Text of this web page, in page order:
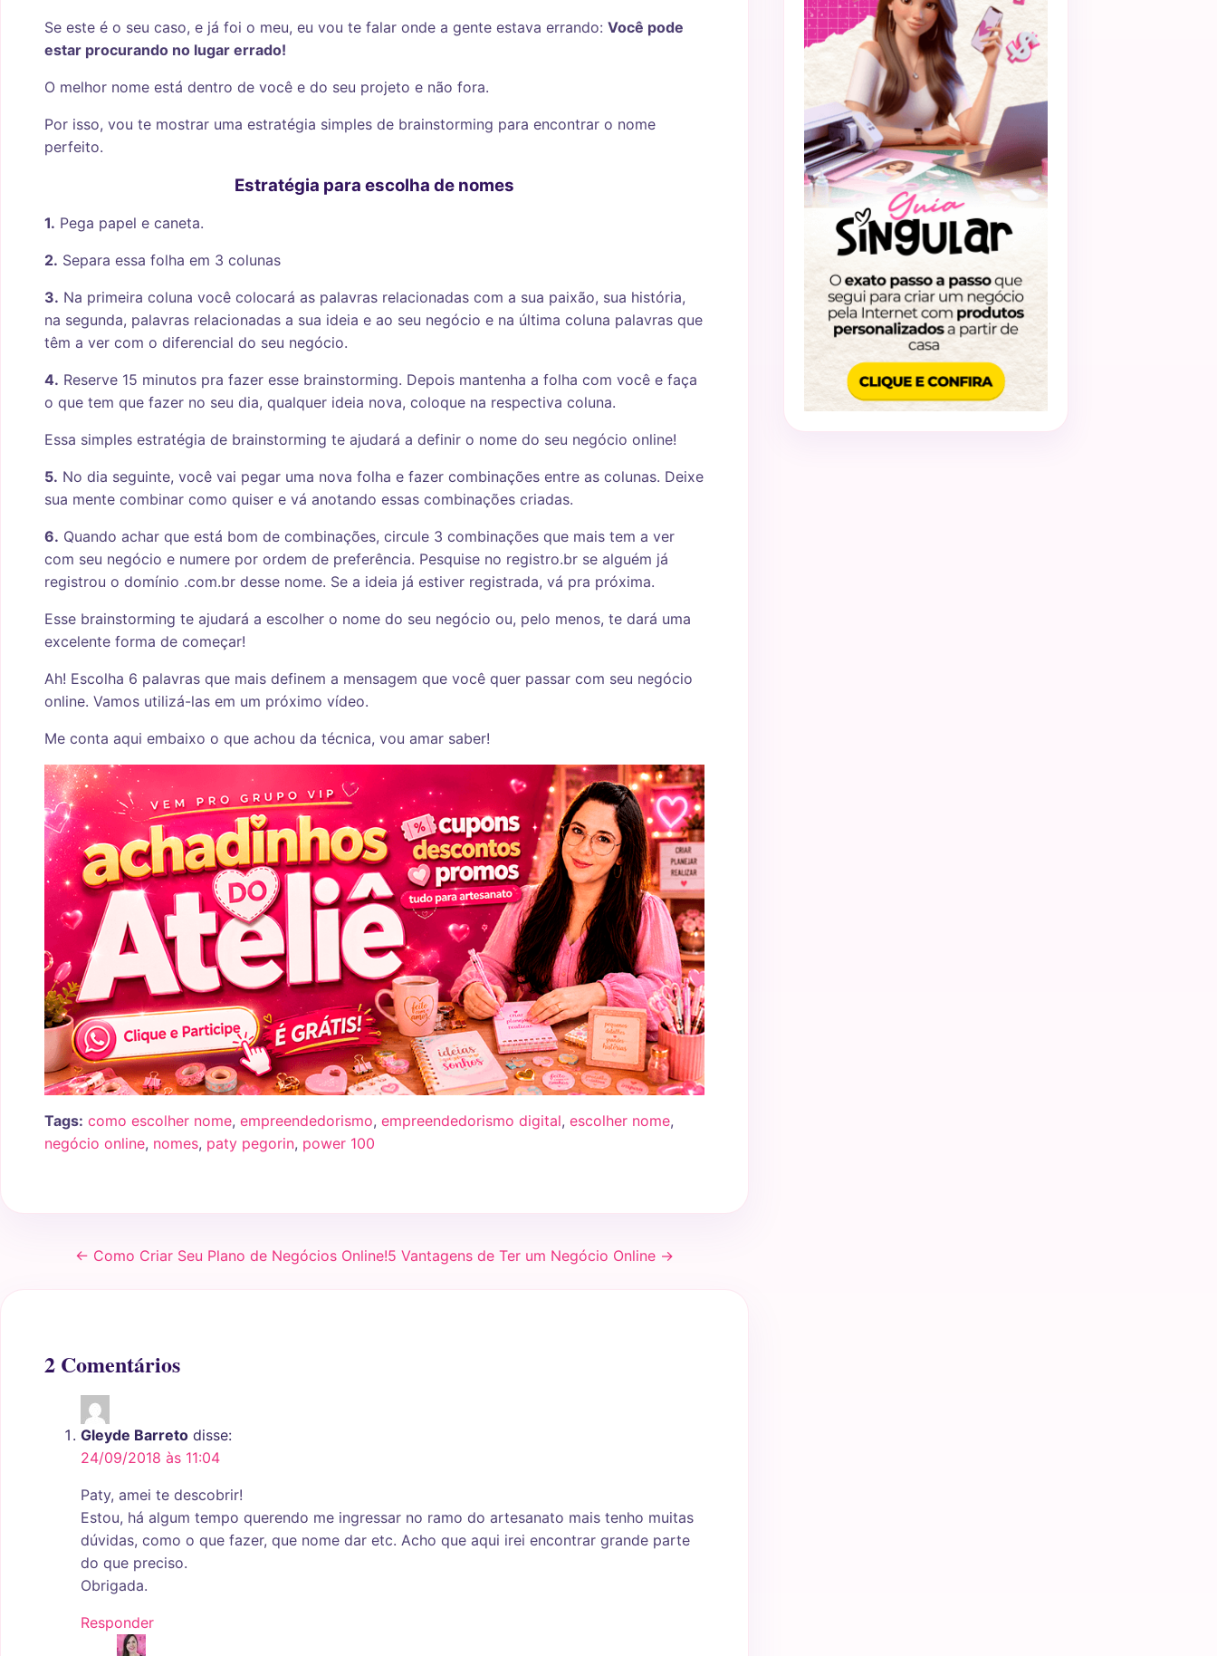
Se este é o seu caso, e já foi o meu, eu vou te falar onde a gente estava errando: Você pode
estar procurando no lugar errado!
O melhor nome está dentro de você e do seu projeto e não fora.
Por isso, vou te mostrar uma estratégia simples de brainstorming para encontrar o nome
perfeito.
Estratégia para escolha de nomes
1. Pega papel e caneta.
2. Separa essa folha em 3 colunas
3. Na primeira coluna você colocará as palavras relacionadas com a sua paixão, sua história,
na segunda, palavras relacionadas a sua ideia e ao seu negócio e na última coluna palavras que
têm a ver com o diferencial do seu negócio.
4. Reserve 15 minutos pra fazer esse brainstorming. Depois mantenha a folha com você e faça
o que tem que fazer no seu dia, qualquer ideia nova, coloque na respectiva coluna.
Essa simples estratégia de brainstorming te ajudará a definir o nome do seu negócio online!
5. No dia seguinte, você vai pegar uma nova folha e fazer combinações entre as colunas. Deixe
sua mente combinar como quiser e vá anotando essas combinações criadas.
6. Quando achar que está bom de combinações, circule 3 combinações que mais tem a ver
com seu negócio e numere por ordem de preferência. Pesquise no registro.br se alguém já
registrou o domínio .com.br desse nome. Se a ideia já estiver registrada, vá pra próxima.
Esse brainstorming te ajudará a escolher o nome do seu negócio ou, pelo menos, te dará uma
excelente forma de começar!
Ah! Escolha 6 palavras que mais definem a mensagem que você quer passar com seu negócio
online. Vamos utilizá-las em um próximo vídeo.
Me conta aqui embaixo o que achou da técnica, vou amar saber!
Tags: como escolher nome, empreendedorismo, empreendedorismo digital, escolher nome,
negócio online, nomes, paty pegorin, power 100
← Como Criar Seu Plano de Negócios Online!5 Vantagens de Ter um Negócio Online →
2 Comentários
Gleyde Barreto disse:
24/09/2018 às 11:04
Paty, amei te descobrir!
Estou, há algum tempo querendo me ingressar no ramo do artesanato mais tenho muitas
dúvidas, como o que fazer, que nome dar etc. Acho que aqui irei encontrar grande parte
do que preciso.
Obrigada.
Responder